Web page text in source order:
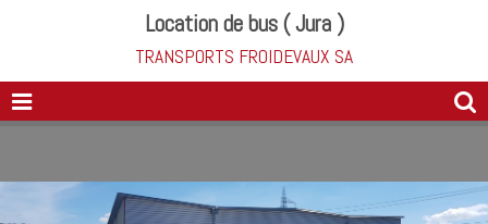
Location de bus ( Jura )
TRANSPORTS FROIDEVAUX SA